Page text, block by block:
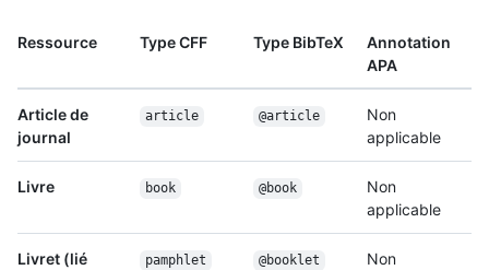
Ressource Type CFF Type BibTeX
Annotation
APA
Article de
journal
article @article
Non
applicable
Livre book @book
Non
applicable
Livret (lié
pamphlet @booklet
Non